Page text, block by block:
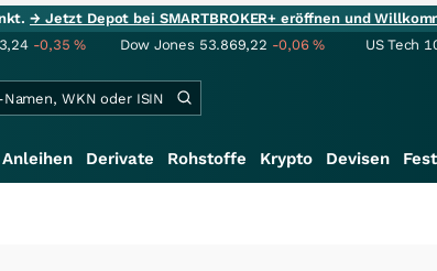
→ Jetzt Depot bei SMARTBROKER+ eröffnen und
-0,35% Dow Jones 53.869,22 -0,06% US Tech
Anleihen Derivate Rohstoffe Krypto Devisen